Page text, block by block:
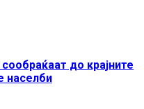
до крајните
населби